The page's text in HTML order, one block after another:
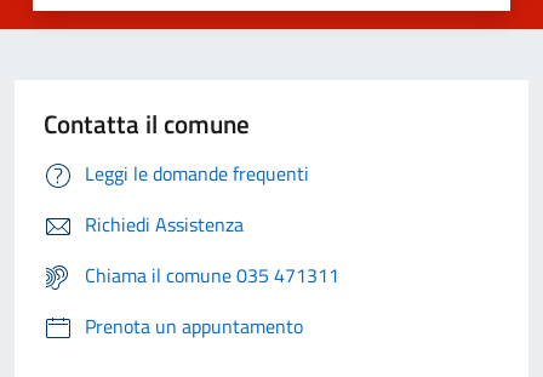
Contatta il comune
Leggi le domande frequenti
Richiedi Assistenza
Chiama il comune 035 471311
Prenota un appuntamento